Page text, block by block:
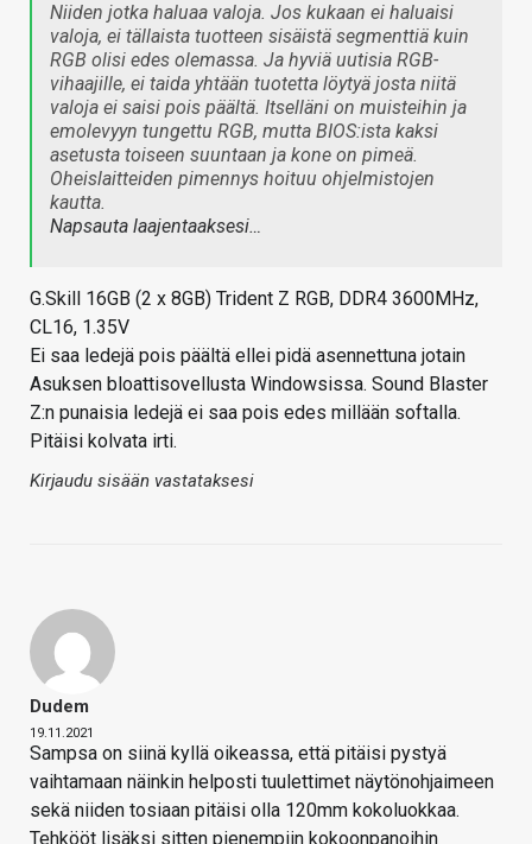
Niiden jotka haluaa valoja. Jos kukaan ei haluaisi
valoja, ei tällaista tuotteen sisäistä segmenttiä kuin
RGB olisi edes olemassa. Ja hyviä uutisia RGB-
vihaajille, ei taida yhtään tuotetta löytyä josta niitä
valoja ei saisi pois päältä. Itselläni on muisteihin ja
emolevyyn tungettu RGB, mutta BIOS:ista kaksi
asetusta toiseen suuntaan ja kone on pimeä.
Oheislaitteiden pimennys hoituu ohjelmistojen
kautta.
Napsauta laajentaaksesi…
G.Skill 16GB (2 x 8GB) Trident Z RGB, DDR4 3600MHz,
CL16, 1.35V
Ei saa ledejä pois päältä ellei pidä asennettuna jotain
Asuksen bloattisovellusta Windowsissa. Sound Blaster
Z:n punaisia ledejä ei saa pois edes millään softalla.
Pitäisi kolvata irti.
Kirjaudu sisään vastataksesi
Dudem
19.11.2021
Sampsa on siinä kyllä oikeassa, että pitäisi pystyä
vaihtamaan näinkin helposti tuulettimet näytönohjaimeen
sekä niiden tosiaan pitäisi olla 120mm kokoluokkaa.
Tehkööt lisäksi sitten pienempiin kokoonpanoihin